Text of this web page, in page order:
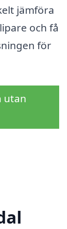
jämföra
och få
för
utan